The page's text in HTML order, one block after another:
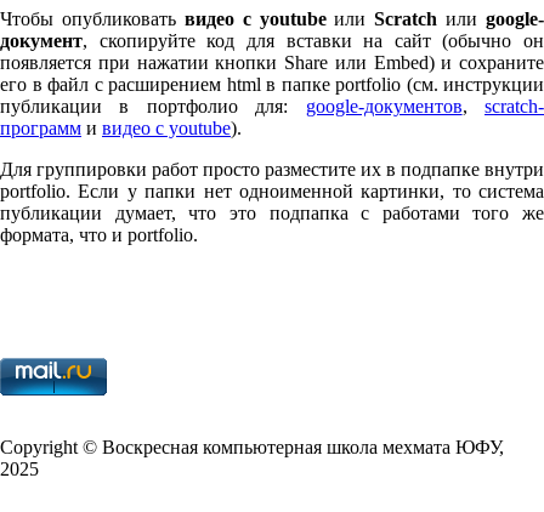
Чтобы опубликовать видео с youtubeилиScratch или google-
документ, скопируйте код для вставки на сайт (обычно он
появляется при нажатии кнопки Share или Embed) и сохраните
его в файл с расширением html в папке port­fo­lio (см. инструкции
публикации в портфолио для: google-документов,scratch-
программ и видео с youtube).
Для группировки работ просто разместите их в подпапке внутри
port­fo­lio. Если у папки нет одноименной картинки, то система
публикации думает, что это подпапка с работами того же
формата, что и port­fo­lio.
Copy­right © Воскресная компьютерная школа мехмата ЮФУ,
2025